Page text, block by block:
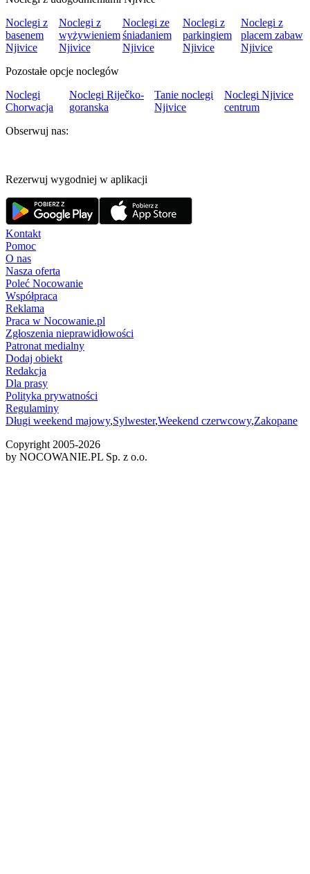
Noclegi z
basenem
Njivice
Noclegi z
wyżywieniem
Njivice
Noclegi ze
śniadaniem
Njivice
Noclegi z
parkingiem
Njivice
Noclegi z
placem zabaw
Njivice
Pozostałe opcje noclegów
Noclegi
Chorwacja
Noclegi Riječko-
goranska
Tanie noclegi
Njivice
Noclegi Njivice
centrum
Obserwuj nas:
Rezerwuj wygodniej w aplikacji
Kontakt
Pomoc
O nas
Nasza oferta
Poleć Nocowanie
Współpraca
Reklama
Praca w Nocowanie.pl
Zgłoszenia nieprawidłowości
Patronat medialny
Dodaj obiekt
Redakcja
Dla prasy
Polityka prywatności
Regulaminy
Długi weekend majowy,Sylwester,Weekend czerwcowy,Zakopane
Copyright 2005-2026
by NOCOWANIE.PL Sp. z o.o.